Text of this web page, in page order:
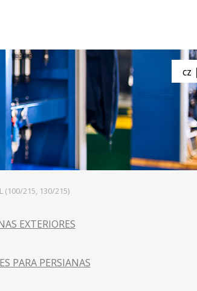
CZ
(100/215, 130/215)
EXTERIORES
PARA PERSIANAS